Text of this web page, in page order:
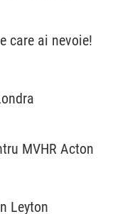
care ai nevoie!
MVHR Acton
Leyton